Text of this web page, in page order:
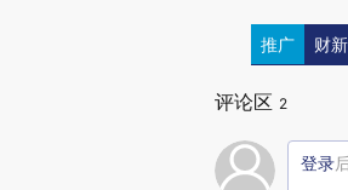
推广 财
评论区 2
登录